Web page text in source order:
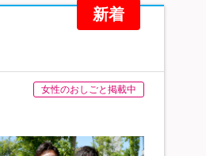
新着
女性のおしごと掲載中